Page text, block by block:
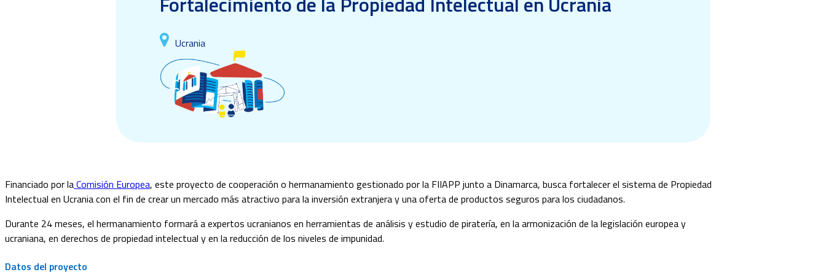
Ucrania
Financiado por laComisión Europea, este proyecto de cooperación o hermanamiento gestionado por la FIIAPP junto a Dinamarca, busca fortalecer el sistema de Propiedad
Intelectual en Ucrania con el fin de crear un mercado más atractivo para la inversión extranjera y una oferta de productos seguros para los ciudadanos.
Durante 24 meses, el hermanamiento formará a expertos ucranianos en herramientas de análisis y estudio de piratería, en la armonización de la legislación europea y
ucraniana, en derechos de propiedad intelectual y en la reducción de los niveles de impunidad.
Datos del proyecto